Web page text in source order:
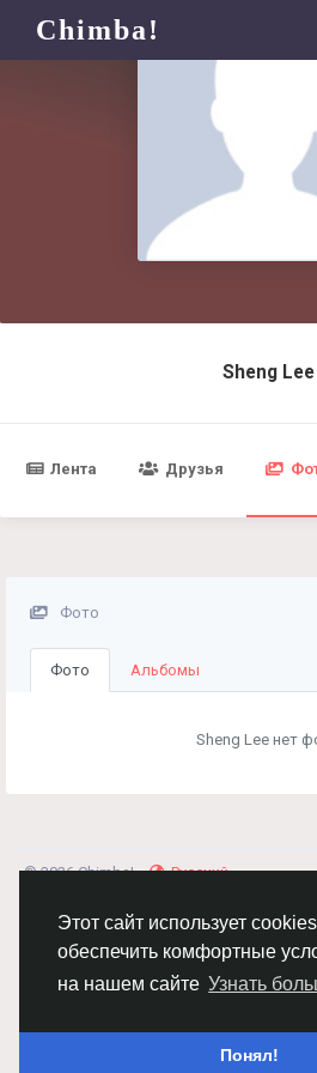
Этот сайт использует
обеспечить комфортные
на нашем сайте Узнать
Понял!
Chimba!
Sheng Lee
Лента Друзья
Фото
Фото Альбомы
Sheng Lee нет
© 2026 Chimba!
Русский
вакансию
Правила размещения
Политика Конфиденциальности